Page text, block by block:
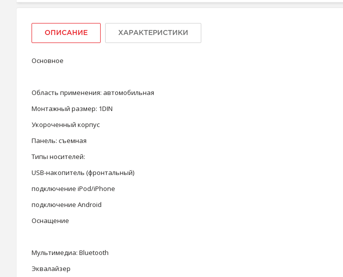
ОПИСАНИЕ ХАРАКТЕРИСТИКИ
Основное
Область применения: автомобильная
Монтажный размер: 1DIN
Укороченный корпус
Панель: съемная
Типы носителей:
USB-накопитель (фронтальный)
подключение iPod/iPhone
подключение Android
Оснащение
Мультимедиа: Bluetooth
Эквалайзер